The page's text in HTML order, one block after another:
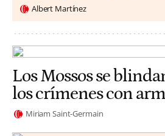
Albert Martínez
Los Mossos se
los crímenes con
Miriam Saint-Germain